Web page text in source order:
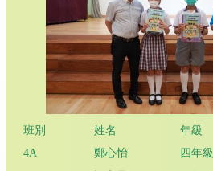
班別 姓名 年級
4A
鄭心怡 四年級